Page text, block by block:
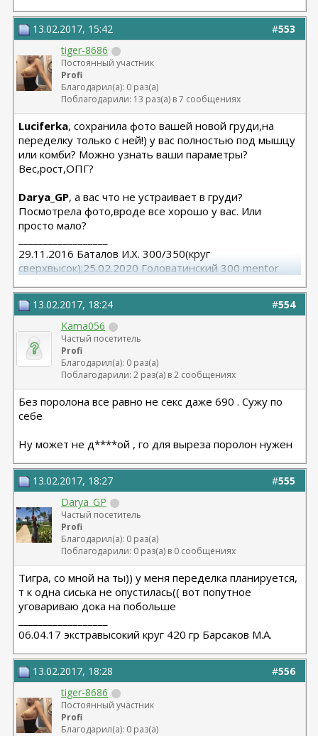
#553
13.02.2017, 15:42
tiger-8686
Постоянный участник
Profi
Благодарил(а): 0 раз(а)
Поблагодарили: 13 раз(а) в 7 сообщениях
Luciferka, сохранила фото вашей новой груди,на
переделку только с ней!) у вас полностью под мышцу
или комби? Можно узнать ваши параметры?
Вес,рост,ОПГ?
Darya_GP, а вас что не устраивает в груди?
Посмотрела фото,вроде все хорошо у вас. Или
просто мало?
29.11.2016 Баталов И.Х. 300/350(круг
сверхвысок);25.02.2020 Головатинский 300 mentor
#554
13.02.2017, 18:24
Kama056
Частый посетитель
Profi
Благодарил(а): 0 раз(а)
Поблагодарили: 2 раз(а) в 2 сообщениях
Без поролона все равно не секс даже 690 . Сужу по
себе
Ну может не д****ой , го для выреза поролон нужен
#555
13.02.2017, 18:27
Darya_GP
Частый посетитель
Profi
Благодарил(а): 0 раз(а)
Поблагодарили: 0 раз(а) в 0 сообщениях
Тигра, со мной на ты)) у меня переделка планируется,
т к одна сиська не опустилась(( вот попутное
уговариваю дока на побольше
06.04.17 экстравысокий круг 420 гр Барсаков М.А.
#556
13.02.2017, 18:28
tiger-8686
Постоянный участник
Profi
Благодарил(а): 0 раз(а)